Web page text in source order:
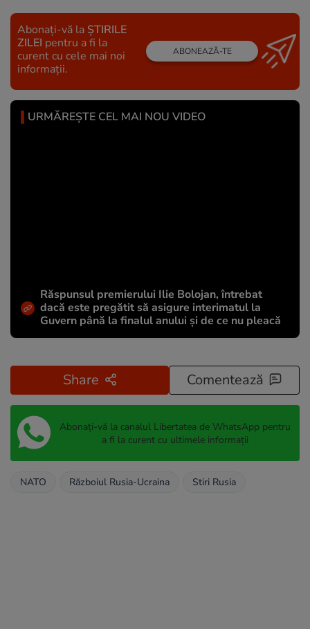
Abonați-vă la ȘTIRILE
ZILEI pentru a fi la
curent cu cele mai noi
informații.
ABONEAZĂ-TE
URMĂREȘTE CEL MAI NOU VIDEO
Răspunsul premierului Ilie Bolojan, întrebat
dacă este pregătit să asigure interimatul la
Guvern până la finalul anului și de ce nu pleacă
Share Comentează
Abonați-vă la canalul Libertatea de WhatsApp pentru
a fi la curent cu ultimele informații
NATO Războiul Rusia-Ucraina Stiri Rusia